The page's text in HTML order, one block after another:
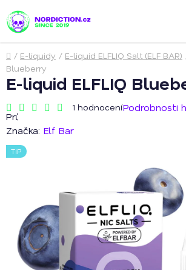
na
obsah
Domů
/ E-liquidy / E-liquid ELFLIQ Salt (ELF BAR)
Blueberry
E-liquid ELFLIQ
Průměrné
hodnocení
produktu
je
5,0
1 hodnoceníPodrobnosti
Značka: Elf Bar
TIP